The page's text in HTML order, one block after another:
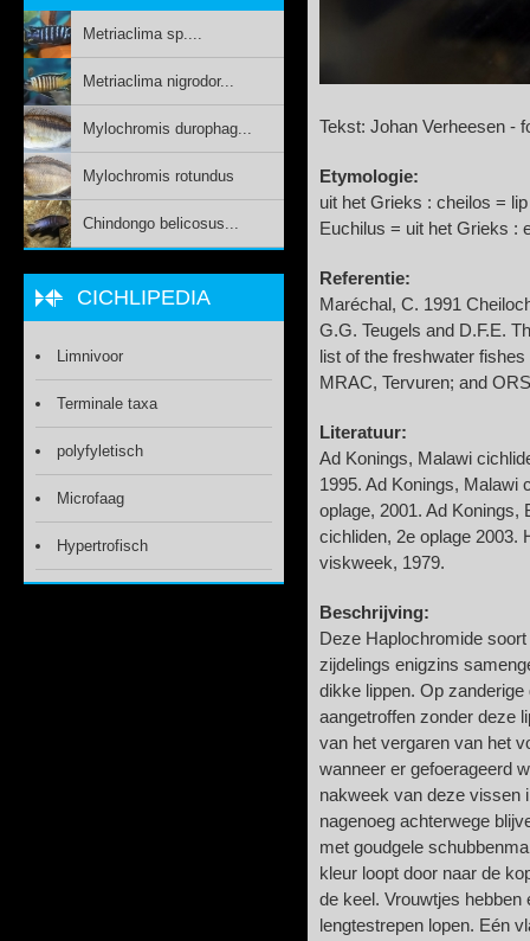
Tekst: Johan Verheesen
Etymologie:
uit het Grieks : cheilos =
Euchilus = uit het Grieks
Referentie:
Maréchal, C. 1991
G.G. Teugels and D.F.E.
list of the freshwater
MRAC, Tervuren; and
Literatuur:
Ad Konings, Malawi
1995. Ad Konings, Malawi
oplage, 2001. Ad Konings,
cichliden, 2e oplage 2003.
viskweek, 1979.
Beschrijving:
Deze Haplochromide
zijdelings enigzins
dikke lippen. Op
aangetroffen zonder deze
van het vergaren van het
wanneer er gefoerageerd
nakweek van deze vissen
nagenoeg achterwege
met goudgele
kleur loopt door naar de
de keel. Vrouwtjes
lengtestrepen lopen. Eén
Metriaclima sp....
Metriaclima nigrodor...
Mylochromis durophag...
Mylochromis rotundus
Chindongo belicosus...
CICHLIPEDIA
Limnivoor
Terminale taxa
polyfyletisch
Microfaag
Hypertrofisch